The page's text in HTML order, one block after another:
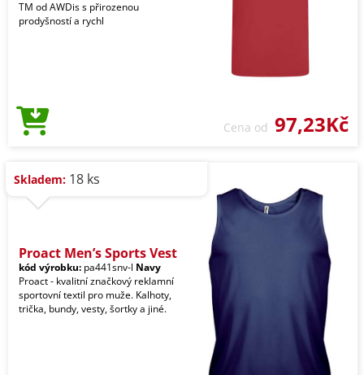
TM od AWDis s přirozenou
prodyšností a rychl
Cena od 97,23Kč
Skladem: 18 ks
Proact Men’s Sports Vest
kód výrobku: pa441snv-l Navy
Proact - kvalitní značkový reklamní
sportovní textil pro muže. Kalhoty,
trička, bundy, vesty, šortky a jiné.